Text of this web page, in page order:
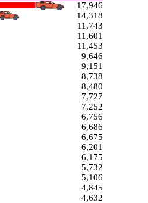
17,946
14,318
11,743
11,601
11,453
9,646
9,151
8,738
8,480
7,727
7,252
6,756
6,686
6,675
6,201
6,175
5,732
5,106
4,845
4,632